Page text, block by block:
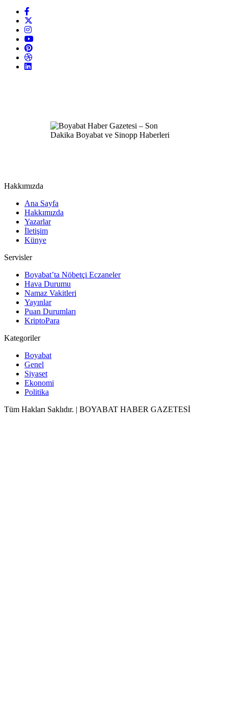
Hakkımızda
Ana Sayfa
Hakkımızda
Yazarlar
İletişim
Künye
Servisler
Boyabat’ta Nöbetçi Eczaneler
Hava Durumu
Namaz Vakitleri
Yayınlar
Puan Durumları
KriptoPara
Kategoriler
Boyabat
Genel
Siyaset
Ekonomi
Politika
Tüm Hakları Saklıdır. | BOYABAT HABER GAZETESİ